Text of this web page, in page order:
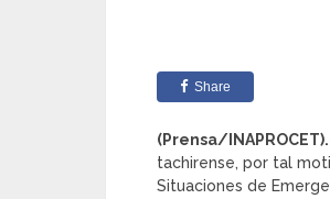
Share
(Prensa/
tachirense, por tal
Situaciones de